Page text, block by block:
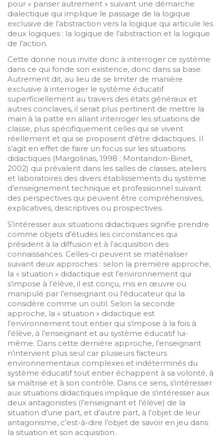
pour « panser autrement » suivant une démarche
dialectique qui implique le passage de la logique
exclusive de l’abstraction vers la logique qui articule les
deux logiques : la logique de l’abstraction et la logique
de l’action.
Cette donne nous invite donc à interroger ce système
dans ce qui fonde son existence, donc dans sa base.
Autrement dit, au lieu de se limiter de manière
exclusive à interroger le système éducatif
superficiellement au travers des états généraux et
autres conclaves, il serait plus pertinent de mettre la
main à la patte en allant interroger les situations de
classe, plus spécifiquement celles qui se vivent
réellement et qui se proposent d’être didactiques. Il
s’agit en effet de faire un focus sur les situations
didactiques (Margolinas, 1998 ; Montandon-Binet,
2002) qui prévalent dans les salles de classes, ateliers
et laboratoires des divers établissements du système
d’enseignement technique et professionnel suivant
des perspectives qui peuvent être compréhensives,
explicatives, descriptives ou prospectives.
S’intéresser aux situations didactiques signifie prendre
comme objets d’études les circonstances qui
président à la diffusion et à l’acquisition des
connaissances. Celles-ci peuvent se matérialiser
suivant deux approches : selon la première approche,
la « situation » didactique est l’environnement qui
s’impose à l’élève, il est conçu, mis en œuvre ou
manipulé par l’enseignant ou l’éducateur qui la
considère comme un outil. Selon la seconde
approche, la « situation » didactique est
l’environnement tout entier qui s’impose à la fois à
l’élève, à l’enseignant et au système éducatif lui-
même. Dans cette dernière approche, l’enseignant
n’intervient plus seul car plusieurs facteurs
environnementaux complexes et indéterminés du
système éducatif tout entier échappent à sa volonté, à
sa maîtrise et à son contrôle. Dans ce sens, s’intéresser
aux situations didactiques implique de s’intéresser aux
deux antagonistes (l’enseignant et l’élève) de la
situation d’une part, et d’autre part, à l’objet de leur
antagonisme, c’est-à-dire l’objet de savoir en jeu dans
la situation et son acquisition.